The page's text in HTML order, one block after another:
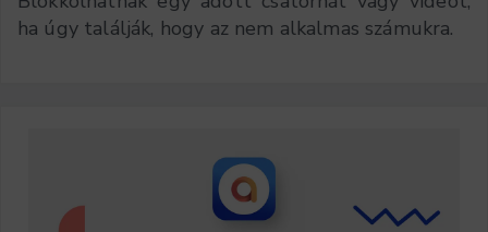
ha úgy találják, hogy az nem alkalmas számukra.